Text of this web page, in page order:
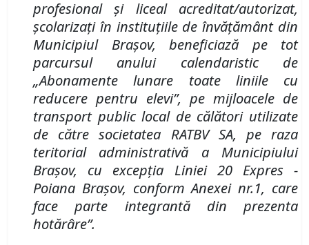
profesional şi liceal acreditat/autorizat,
şcolarizaţi în instituţiile de învăţământ din
Municipiul Braşov, beneficiază pe tot
parcursul anului calendaristic de
„Abonamente lunare toate liniile cu
reducere pentru elevi”, pe mijloacele de
transport public local de călători utilizate
de către societatea RATBV SA, pe raza
teritorial administrativă a Municipiului
Braşov, cu excepţia Liniei 20 Expres -
Poiana Braşov, conform Anexei nr.1, care
face parte integrantă din prezenta
hotărâre”.